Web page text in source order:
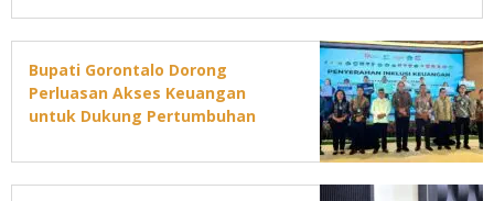
Bupati Gorontalo Dorong
Perluasan Akses Keuangan
untuk Dukung Pertumbuhan